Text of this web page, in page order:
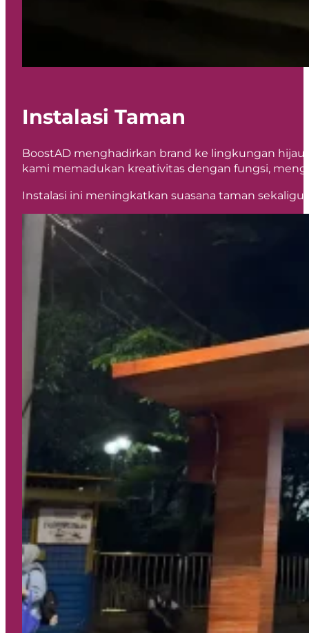
Instalasi Taman
BoostAD menghadirkan brand ke lingkungan
kami memadukan kreativitas dengan fungsi,
Instalasi ini meningkatkan suasana taman